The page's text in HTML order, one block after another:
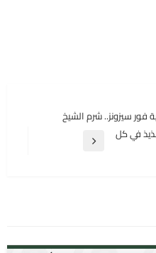
فور سيزونز.. شرم الشيخ
في كل